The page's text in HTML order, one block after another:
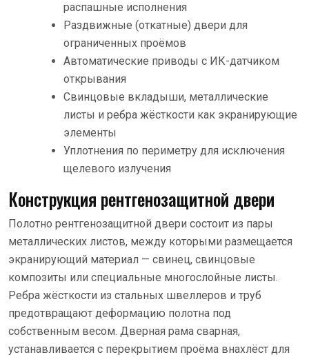
распашные исполнения
Раздвижные (откатные) двери для
ограниченных проёмов
Автоматические приводы с ИК-датчиком
открывания
Свинцовые вкладыши, металлические
листы и ребра жёсткости как экранирующие
элементы
Уплотнения по периметру для исключения
щелевого излучения
Конструкция рентгенозащитной двери
Полотно рентгенозащитной двери состоит из пары
металлических листов, между которыми размещается
экранирующий материал — свинец, свинцовые
композиты или специальные многослойные листы.
Ребра жёсткости из стальных швеллеров и труб
предотвращают деформацию полотна под
собственным весом. Дверная рама сварная,
устанавливается с перекрытием проёма внахлёст для